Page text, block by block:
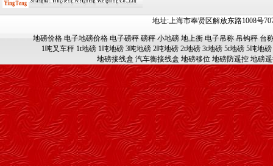
地址:上海市奉贤区解放东路1008号
地磅价格 电子地磅价格 电子磅秤 磅秤 小地磅 地上衡 电子吊称 吊钩秤 台
1吨叉车秤 1t地磅 1吨地磅 3吨地磅 2吨地磅 2t地磅 3t地磅 5t地磅 5吨地磅
地磅接线盒 汽车衡接线盒 地磅移位 地磅防遥控 地磅